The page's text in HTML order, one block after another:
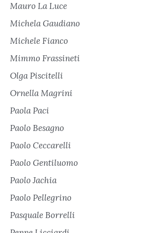
Mauro La Luce
Michela Gaudiano
Michele Fianco
Mimmo Frassineti
Olga Piscitelli
Ornella Magrini
Paola Paci
Paolo Besagno
Paolo Ceccarelli
Paolo Gentiluomo
Paolo Jachia
Paolo Pellegrino
Pasquale Borrelli